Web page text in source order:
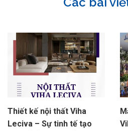
Thiết kế nội thất Viha
Leciva – Sự tinh tế tạo